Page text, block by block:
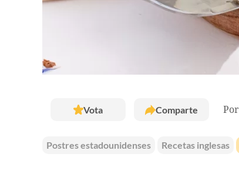
Vota Comparte Por
Postres estadounidenses Recetas inglesas